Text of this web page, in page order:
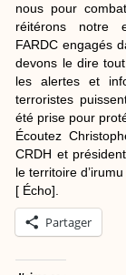
nous pour
réitérons notre
FARDC engagés
devons le dire
les alertes et
terroristes
été prise pour
Écoutez
CRDH et
le territoire
[ Écho].
Partager